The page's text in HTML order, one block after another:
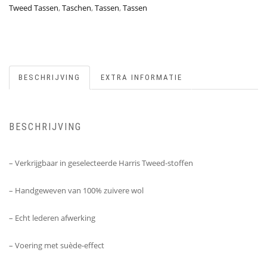
Tweed Tassen,Taschen,Tassen,Tassen
BESCHRIJVING EXTRA INFORMATIE
BESCHRIJVING
– Verkrijgbaar in geselecteerde Harris Tweed-stoffen
– Handgeweven van 100% zuivere wol
– Echt lederen afwerking
– Voering met suède-effect